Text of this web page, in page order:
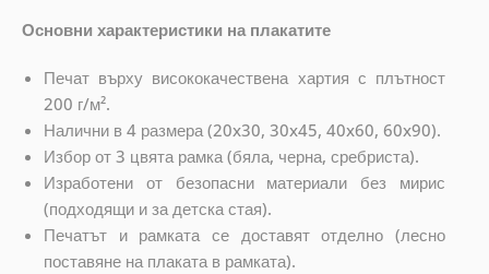
Основни характеристики на плакатите
Печат върху висококачествена хартия с плътност
200 г/м².
Налични в 4 размера (20x30, 30x45, 40x60, 60x90).
Избор от 3 цвята рамка (бяла, черна, сребриста).
Изработени от безопасни материали без мирис
(подходящи и за детска стая).
Печатът и рамката се доставят отделно (лесно
поставяне на плаката в рамката).